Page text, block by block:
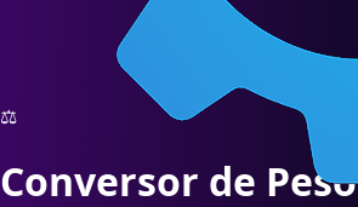
⚖️
Conversor de Peso